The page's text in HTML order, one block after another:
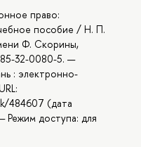
право:
пособие / Н. П.
Ф. Скорины,
32-0080-5. —
: электронно-
484607 (дата
доступа: для